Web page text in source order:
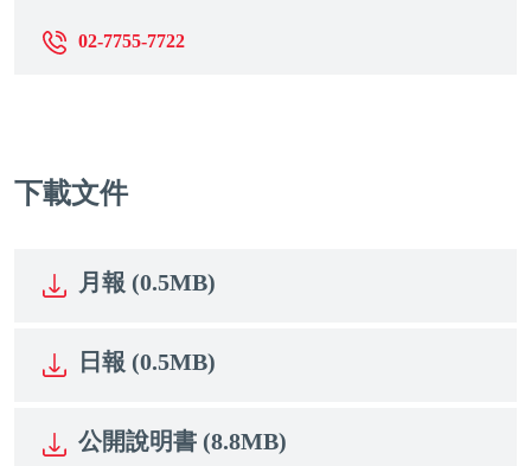
02-7755-7722
下載文件
月報 (0.5MB)
日報 (0.5MB)
公開說明書 (8.8MB)